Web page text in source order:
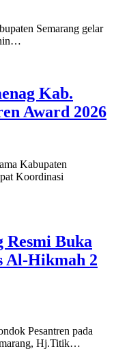
Semarang gelar
Kab.
Award 2026
Kabupaten
Koordinasi
Resmi Buka
Al-Hikmah 2
Pesantren pada
Hj.Titik…